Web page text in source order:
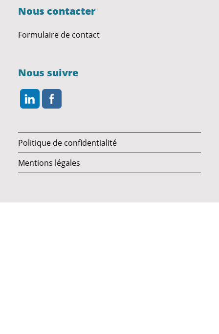
Nous contacter
Formulaire de contact
Nous suivre
Politique de confidentialité
Mentions légales